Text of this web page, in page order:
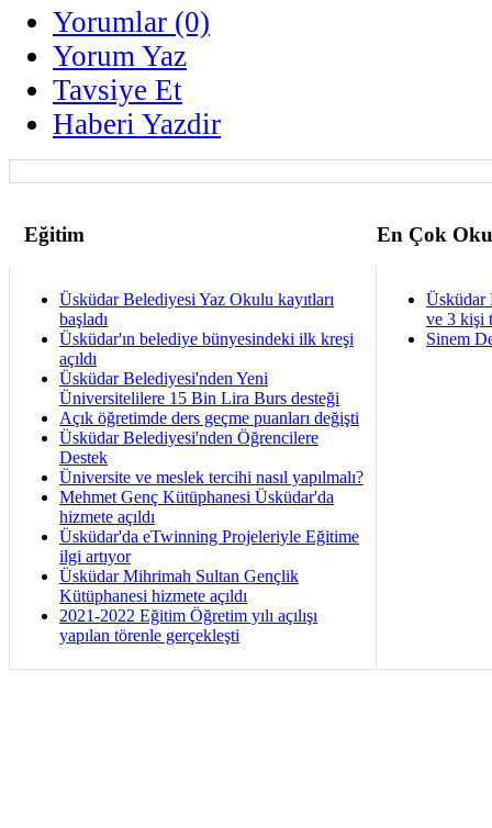
Yorumlar (0)
Yorum Yaz
Tavsiye Et
Haberi Yazdir
Eğitim En Çok
Üsküdar Belediyesi Yaz Okulu kayıtları
başladı
Üsküdar'ın belediye bünyesindeki ilk kreşi
açıldı
Üsküdar Belediyesi'nden Yeni
Üniversitelilere 15 Bin Lira Burs desteği
Açık öğretimde ders geçme puanları değişti
Üsküdar Belediyesi'nden Öğrencilere
Destek
Üniversite ve meslek tercihi nasıl yapılmalı?
Mehmet Genç Kütüphanesi Üsküdar'da
hizmete açıldı
Üsküdar'da eTwinning Projeleriyle Eğitime
ilgi artıyor
Üsküdar Mihrimah Sultan Gençlik
Kütüphanesi hizmete açıldı
2021-2022 Eğitim Öğretim yılı açılışı
yapılan törenle gerçekleşti
Üsküdar
ve 3 kişi
Sinem